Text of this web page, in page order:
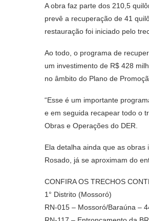
A obra faz parte dos 210,5
prevê a recuperação de 41
restauração foi iniciado pelo
Ao todo, o programa de
um investimento de R$ 428
no âmbito do Plano de
“Esse é um importante
e em seguida recapear todo o
Obras e Operações do DER.
Ela detalha ainda que as
Rosado, já se aproximam do
CONFIRA OS TRECHOS
1° Distrito (Mossoró)
RN-015 – Mossoró/Baraúna –